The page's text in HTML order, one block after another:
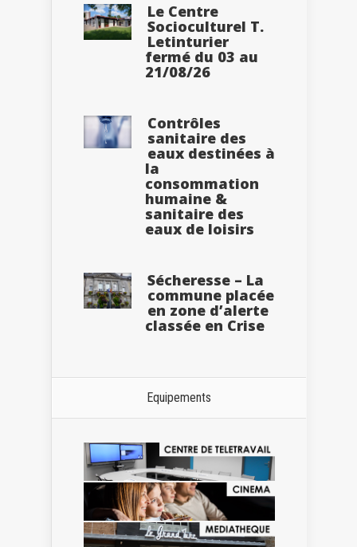
Le Centre
Socioculturel T.
Letinturier
fermé du 03 au
21/08/26
Contrôles
sanitaire des
eaux destinées à
la
consommation
humaine &
sanitaire des
eaux de loisirs
Sécheresse – La
commune placée
en zone d’alerte
classée en Crise
Equipements